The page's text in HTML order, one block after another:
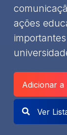
ações
Adicionar
Ver